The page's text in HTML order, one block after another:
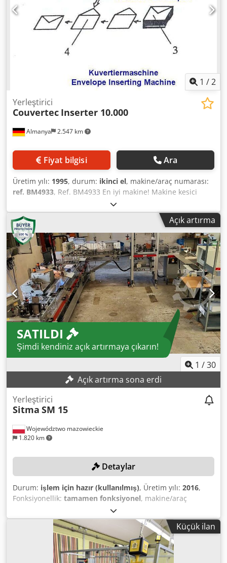
1 /2
Almanya 2.547 km
Yerleştirici
Couvertec Inserter 10.000
Fiyat bilgisi Ara
Üretim yılı: 1995, durum: ikinci el, makine/araç numarası:
ref. BM4933, Ref. BM4933 En iyi makine! Makine kesici
uçları kesici uçlar Muhafaza istasyonları (2) Güvenlik
cihazları Çift/eksik yaprak algılama Credpfx Alebzlzxo Djf
Alt kazık yerleştirme emicisi Zarf sayacı Kesici Uç Ölçüleri
156x244 ila 84x114mm Zarf Boyutları Maks 156x244mm
Min 89x171mm Saatte 10.000 zarfa kadar döngü hızı
Kademesiz hız ayarı
Açık artırma
SATILDI
Şimdi kendiniz açık artırmaya çıkarın!
1 /30
Açık artırma sona erdi
Województwo mazowieckie
1.820 km
Yerleştirici
Sitma SM 15
Detaylar
Durum: işlem için hazır (kullanılmış), Üretim yılı: 2016,
Fonksiyonellik: tamamen fonksiyonel, makine/araç
, ürün yüksekliği (maks.):
genişliği (maks.):305 mm, ürün uzunluğu (maks.):210
, kağıt gramajı (min.):50 g/m²
, maksimum kağıt ağırlığı:
, TEKNİK DETAYLAR İç Kağıt Uzunluk: min. 100 mm
– maks. 210 mm Genişlik: min. 150 mm – maks. 305 mm
Küçük ilan